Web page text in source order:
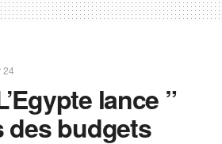
24
lance ”
des budgets